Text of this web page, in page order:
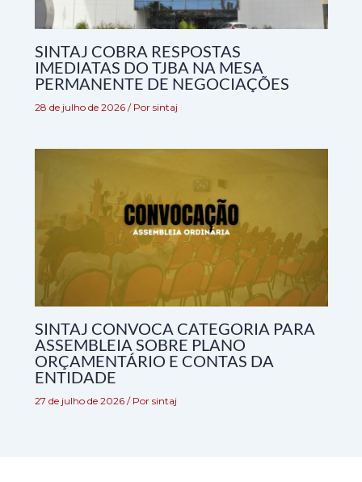
SINTAJ COBRA RESPOSTAS
IMEDIATAS DO TJBA NA MESA
PERMANENTE DE NEGOCIAÇÕES
28 de julho de 2026 / Por sintaj
SINTAJ CONVOCA CATEGORIA PARA
ASSEMBLEIA SOBRE PLANO
ORÇAMENTÁRIO E CONTAS DA
ENTIDADE
27 de julho de 2026 / Por sintaj